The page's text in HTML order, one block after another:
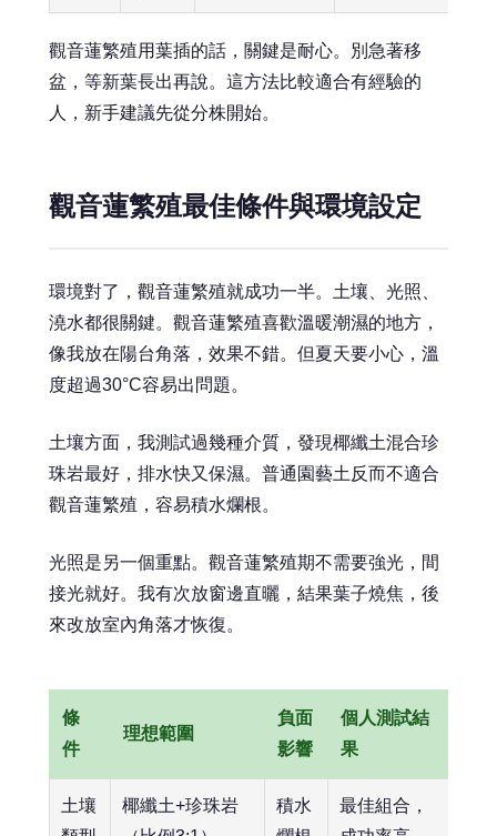
觀音蓮繁殖用葉插的話，關鍵是耐心。別急著移
盆，等新葉長出再說。這方法比較適合有經驗的
人，新手建議先從分株開始。
觀音蓮繁殖最佳條件與環境設定
環境對了，觀音蓮繁殖就成功一半。土壤、光照、
澆水都很關鍵。觀音蓮繁殖喜歡溫暖潮濕的地方，
像我放在陽台角落，效果不錯。但夏天要小心，溫
度超過30°C容易出問題。
土壤方面，我測試過幾種介質，發現椰纖土混合珍
珠岩最好，排水快又保濕。普通園藝土反而不適合
觀音蓮繁殖，容易積水爛根。
光照是另一個重點。觀音蓮繁殖期不需要強光，間
接光就好。我有次放窗邊直曬，結果葉子燒焦，後
來改放室內角落才恢復。
條
件
理想範圍
負面
影響
個人測試結
果
土壤
椰纖土+珍珠岩
積水
最佳組合，